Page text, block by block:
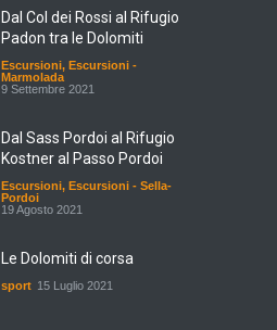
Dal Col dei Rossi al Rifugio
Padon tra le Dolomiti
Escursioni, Escursioni -
Marmolada
9 Settembre 2021
Dal Sass Pordoi al Rifugio
Kostner al Passo Pordoi
Escursioni, Escursioni - Sella-
Pordoi
19 Agosto 2021
Le Dolomiti di corsa
sport 15 Luglio 2021